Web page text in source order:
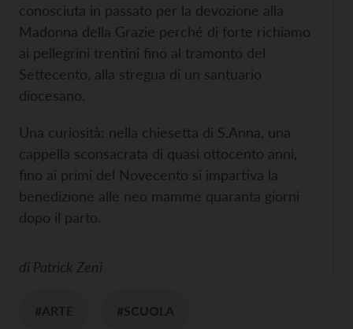
conosciuta in passato per la devozione alla
Madonna della Grazie perché di forte richiamo
ai pellegrini trentini fino al tramonto del
Settecento, alla stregua di un santuario
diocesano.
Una curiosità: nella chiesetta di S.Anna, una
cappella sconsacrata di quasi ottocento anni,
fino ai primi del Novecento si impartiva la
benedizione alle neo mamme quaranta giorni
dopo il parto.
di Patrick Zeni
#ARTE #SCUOLA